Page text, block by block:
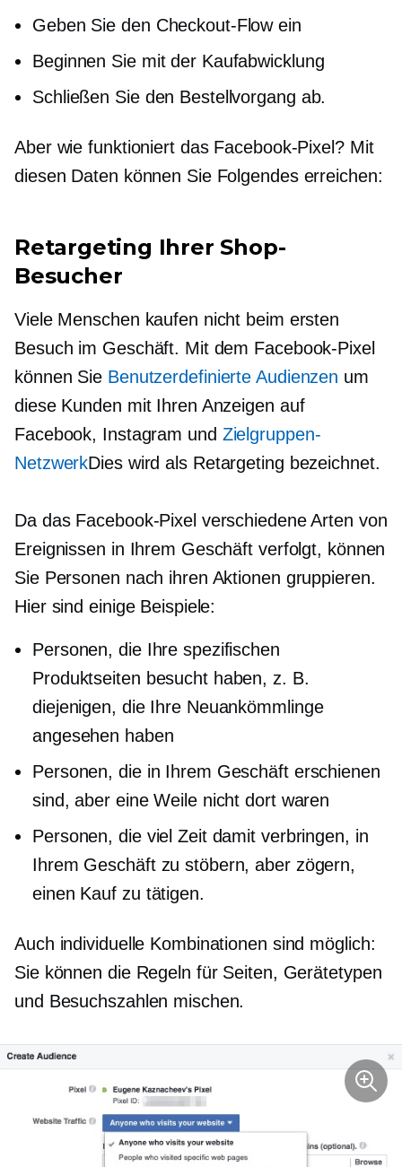
Geben Sie den Checkout-Flow ein
Beginnen Sie mit der Kaufabwicklung
Schließen Sie den Bestellvorgang ab.
Aber wie funktioniert das Facebook-Pixel? Mit
diesen Daten können Sie Folgendes erreichen:
Retargeting Ihrer Shop-
Besucher
Viele Menschen kaufen nicht beim ersten
Besuch im Geschäft. Mit dem Facebook-Pixel
können Sie Benutzerdefinierte Audienzen um
diese Kunden mit Ihren Anzeigen auf
Facebook, Instagram und Zielgruppen-
NetzwerkDies wird als Retargeting bezeichnet.
Da das Facebook-Pixel verschiedene Arten von
Ereignissen in Ihrem Geschäft verfolgt, können
Sie Personen nach ihren Aktionen gruppieren.
Hier sind einige Beispiele:
Personen, die Ihre spezifischen
Produktseiten besucht haben, z. B.
diejenigen, die Ihre Neuankömmlinge
angesehen haben
Personen, die in Ihrem Geschäft erschienen
sind, aber eine Weile nicht dort waren
Personen, die viel Zeit damit verbringen, in
Ihrem Geschäft zu stöbern, aber zögern,
einen Kauf zu tätigen.
Auch individuelle Kombinationen sind möglich:
Sie können die Regeln für Seiten, Gerätetypen
und Besuchszahlen mischen.